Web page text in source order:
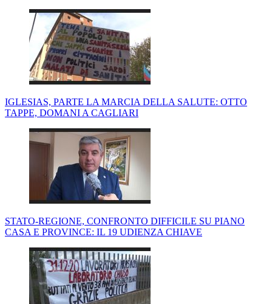
IGLESIAS, PARTE LA MARCIA DELLA SALUTE: OTTO
TAPPE, DOMANI A CAGLIARI
STATO-REGIONE, CONFRONTO DIFFICILE SU PIANO
CASA E PROVINCE: IL 19 UDIENZA CHIAVE